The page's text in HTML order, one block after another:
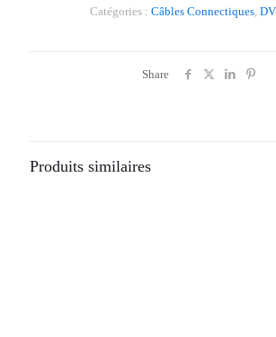
Catégories : Câbles Connectiques,
Share
Produits similaires